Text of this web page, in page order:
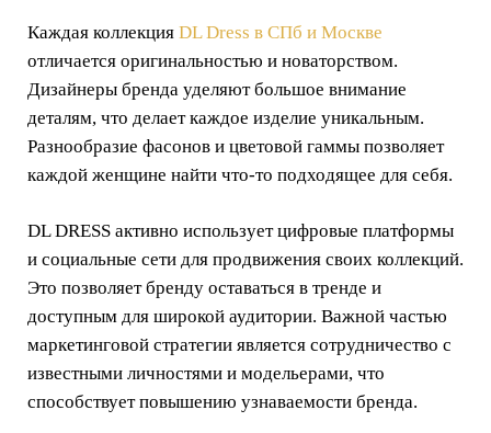
Каждая коллекция DL Dress в СПб и Москве
отличается оригинальностью и новаторством.
Дизайнеры бренда уделяют большое внимание
деталям, что делает каждое изделие уникальным.
Разнообразие фасонов и цветовой гаммы позволяет
каждой женщине найти что-то подходящее для себя.
DL DRESS активно использует цифровые платформы
и социальные сети для продвижения своих коллекций.
Это позволяет бренду оставаться в тренде и
доступным для широкой аудитории. Важной частью
маркетинговой стратегии является сотрудничество с
известными личностями и модельерами, что
способствует повышению узнаваемости бренда.